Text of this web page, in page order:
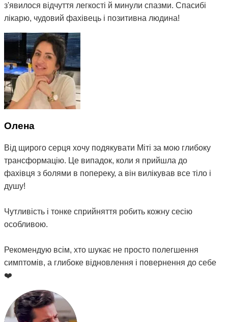
з'явилося відчуття легкості й минули спазми. Спасибі
лікарю, чудовий фахівець і позитивна людина!
Олена
Від щирого серця хочу подякувати Міті за мою глибоку
трансформацію. Це випадок, коли я прийшла до
фахівця з болями в попереку, а він вилікував все тіло і
душу!
Чутливість і тонке сприйняття робить кожну сесію
особливою.
Рекомендую всім, хто шукає не просто полегшення
симптомів, а глибоке відновлення і повернення до себе
❤️